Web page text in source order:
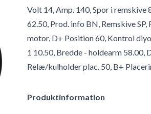
Volt 14, Amp. 140, Spor i remskive
62.50, Prod. info BN, Remskive
motor, D+ Position 60, Kontrol
1 10.50, Bredde - holdearm 58.00,
Relæ/kulholder plac. 50, B+
Produktinformation